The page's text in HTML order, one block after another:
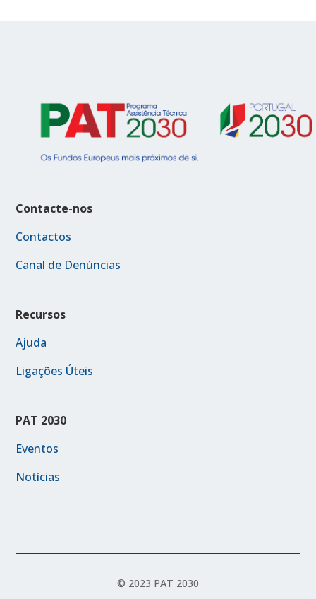
Contacte-nos
Contactos
Canal de Denúncias
Recursos
Ajuda
Ligações Úteis
PAT 2030
Eventos
Notícias
© 2023 PAT 2030